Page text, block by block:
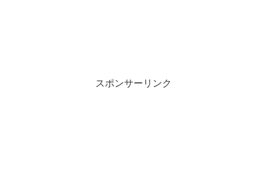
スポンサーリンク